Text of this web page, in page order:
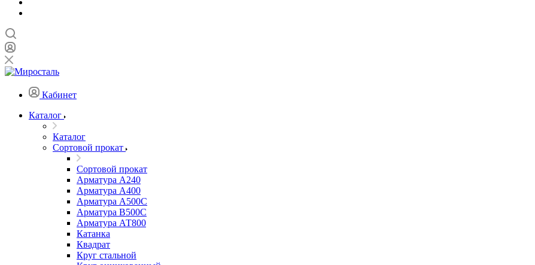
Кабинет
Каталог
Каталог
Сортовой прокат
Сортовой прокат
Арматура А240
Арматура А400
Арматура А500C
Арматура В500С
Арматура АТ800
Катанка
Квадрат
Круг стальной